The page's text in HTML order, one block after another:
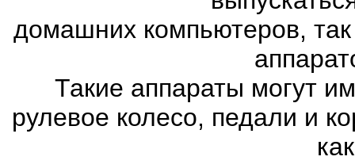
домашних компьютеров,
Такие аппараты могут
рулевое колесо, педали и